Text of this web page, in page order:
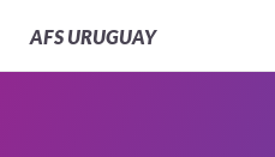
AFSURUGUAY